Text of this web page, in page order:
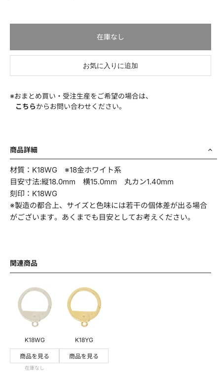
お問い合わせ項目
【添付可能な形式：JPG・JPEG・PNG・GIF・SVG】、【サイズ
上限：30MB】
ファイルを選択
在庫なし
お気に入りに追加
※おまとめ買い・受注生産をご希望の場合は、
こちらからお問い合わせください。
商品詳細
材質：K18WG ※18金ホワイト系
目安寸法:縦18.0mm 横15.0mm 丸カン1.40mm
刻印：K18WG
※製造の都合上、サイズと色味には若干の個体差が出る場合
がございます。あくまでも目安としてお考えください。
関連商品
K18WG
商品を見る
在庫なし
K18YG
商品を見る